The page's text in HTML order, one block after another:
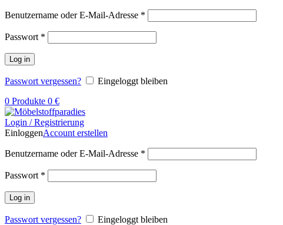
Benutzername oder E-Mail-Adresse *
Passwort *
Log in
Passwort vergessen?
Eingeloggt bleiben
0 Produkte 0 €
Login / Registrierung
EinloggenAccount erstellen
Benutzername oder E-Mail-Adresse *
Passwort *
Log in
Passwort vergessen?
Eingeloggt bleiben